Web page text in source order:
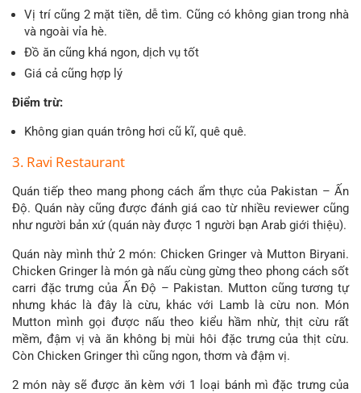
Vị trí cũng 2 mặt tiền, dễ tìm. Cũng có không gian trong nhà
và ngoài vỉa hè.
Đồ ăn cũng khá ngon, dịch vụ tốt
Giá cả cũng hợp lý
Điểm trừ:
Không gian quán trông hơi cũ kĩ, quê quê.
3. Ravi Restaurant
Quán tiếp theo mang phong cách ẩm thực của Pakistan – Ấn
Độ. Quán này cũng được đánh giá cao từ nhiều reviewer cũng
như người bản xứ (quán này được 1 người bạn Arab giới thiệu).
Quán này mình thử 2 món: Chicken Gringer và Mutton Biryani.
Chicken Gringer là món gà nấu cùng gừng theo phong cách sốt
carri đặc trưng của Ấn Độ – Pakistan. Mutton cũng tương tự
nhưng khác là đây là cừu, khác với Lamb là cừu non. Món
Mutton mình gọi được nấu theo kiểu hầm nhừ, thịt cừu rất
mềm, đậm vị và ăn không bị mùi hôi đặc trưng của thịt cừu.
Còn Chicken Gringer thì cũng ngon, thơm và đậm vị.
2 món này sẽ được ăn kèm với 1 loại bánh mì đặc trưng của